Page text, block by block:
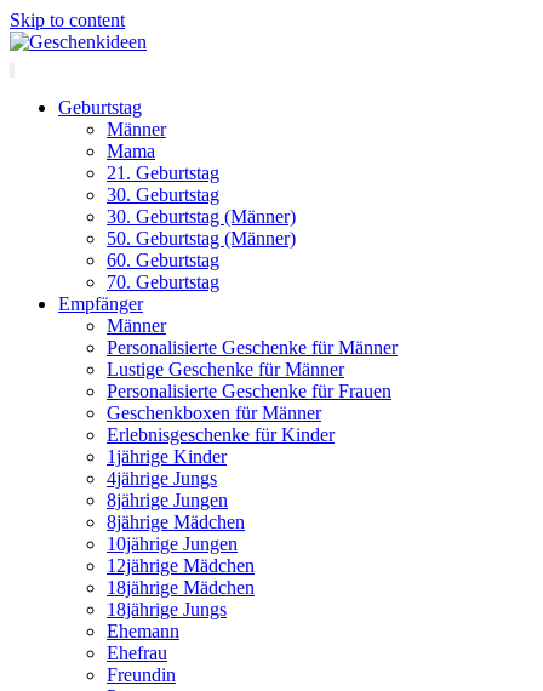
Skip to content
Geburtstag
Männer
Mama
21. Geburtstag
30. Geburtstag
30. Geburtstag (Männer)
50. Geburtstag (Männer)
60. Geburtstag
70. Geburtstag
Empfänger
Männer
Personalisierte Geschenke für Männer
Lustige Geschenke für Männer
Personalisierte Geschenke für Frauen
Geschenkboxen für Männer
Erlebnisgeschenke für Kinder
1jährige Kinder
4jährige Jungs
8jährige Jungen
8jährige Mädchen
10jährige Jungen
12jährige Mädchen
18jährige Mädchen
18jährige Jungs
Ehemann
Ehefrau
Freundin